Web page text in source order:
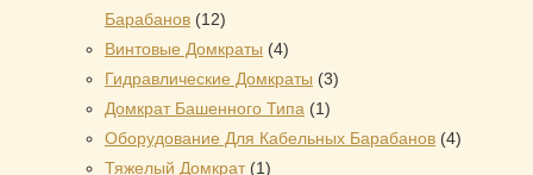
Барабанов
1212
товаров
Винтовые Домкраты 44
товара
Гидравлические Домкраты 33
Домкрат Башенного Типа 11
товар
Оборудование Для Кабельных Барабанов 44
Тяжелый Домкрат 11